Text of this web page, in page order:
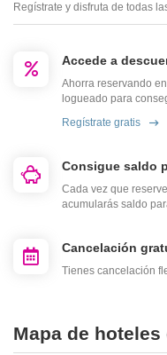
Regístrate y disfruta de todas
Accede a
Ahorra reservando
logueado para
Regístrate gratis
Consigue saldo
Cada vez que
acumularás saldo
Cancelación
Tienes cancelación
Mapa de hoteles